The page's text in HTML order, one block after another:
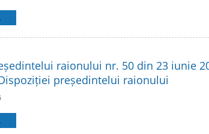
raionului nr. 50 din 23 iunie
președintelui raionului